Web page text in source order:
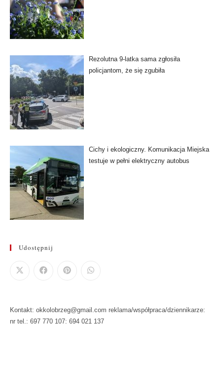
Rezolutna 9-latka sama zgłosiła
policjantom, że się zgubiła
Cichy i ekologiczny. Komunikacja Miejska
testuje w pełni elektryczny autobus
Udostępnij
Kontakt: okkolobrzeg@gmail.com reklama/współpraca/dziennikarze:
nr tel.: 697 770 107: 694 021 137